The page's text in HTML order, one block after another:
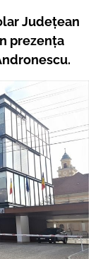
Județean
prezența